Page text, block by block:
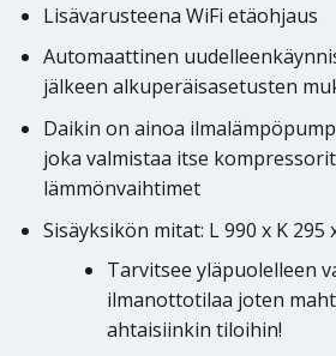
Lisävarusteena WiFi etäohjaus
Automaattinen
jälkeen alkuperäisasetusten
Daikin on ainoa
joka valmistaa itse
lämmönvaihtimet
Sisäyksikön mitat: L 990 x K 295
Tarvitsee yläpuolelleen
ilmanottotilaa joten
ahtaisiinkin tiloihin!